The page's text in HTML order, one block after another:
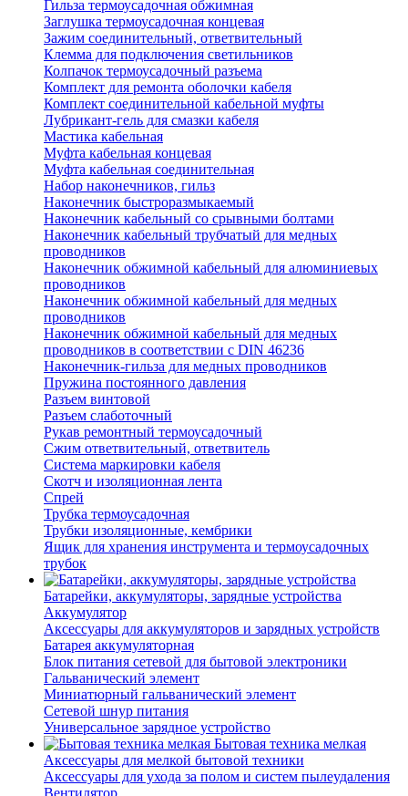
Гильза термоусадочная обжимная
Заглушка термоусадочная концевая
Зажим соединительный, ответвительный
Клемма для подключения светильников
Колпачок термоусадочный разъема
Комплект для ремонта оболочки кабеля
Комплект соединительной кабельной муфты
Лубрикант-гель для смазки кабеля
Мастика кабельная
Муфта кабельная концевая
Муфта кабельная соединительная
Набор наконечников, гильз
Наконечник быстроразмыкаемый
Наконечник кабельный со срывными болтами
Наконечник кабельный трубчатый для медных
проводников
Наконечник обжимной кабельный для алюминиевых
проводников
Наконечник обжимной кабельный для медных
проводников
Наконечник обжимной кабельный для медных
проводников в соответствии с DIN 46236
Наконечник-гильза для медных проводников
Пружина постоянного давления
Разъем винтовой
Разъем слаботочный
Рукав ремонтный термоусадочный
Сжим ответвительный, ответвитель
Система маркировки кабеля
Скотч и изоляционная лента
Спрей
Трубка термоусадочная
Трубки изоляционные, кембрики
Ящик для хранения инструмента и термоусадочных
трубок
Батарейки, аккумуляторы, зарядные устройства
Аккумулятор
Аксессуары для аккумуляторов и зарядных устройств
Батарея аккумуляторная
Блок питания сетевой для бытовой электроники
Гальванический элемент
Миниатюрный гальванический элемент
Сетевой шнур питания
Универсальное зарядное устройство
Бытовая техника мелкая
Аксессуары для мелкой бытовой техники
Аксессуары для ухода за полом и систем пылеудаления
Вентилятор